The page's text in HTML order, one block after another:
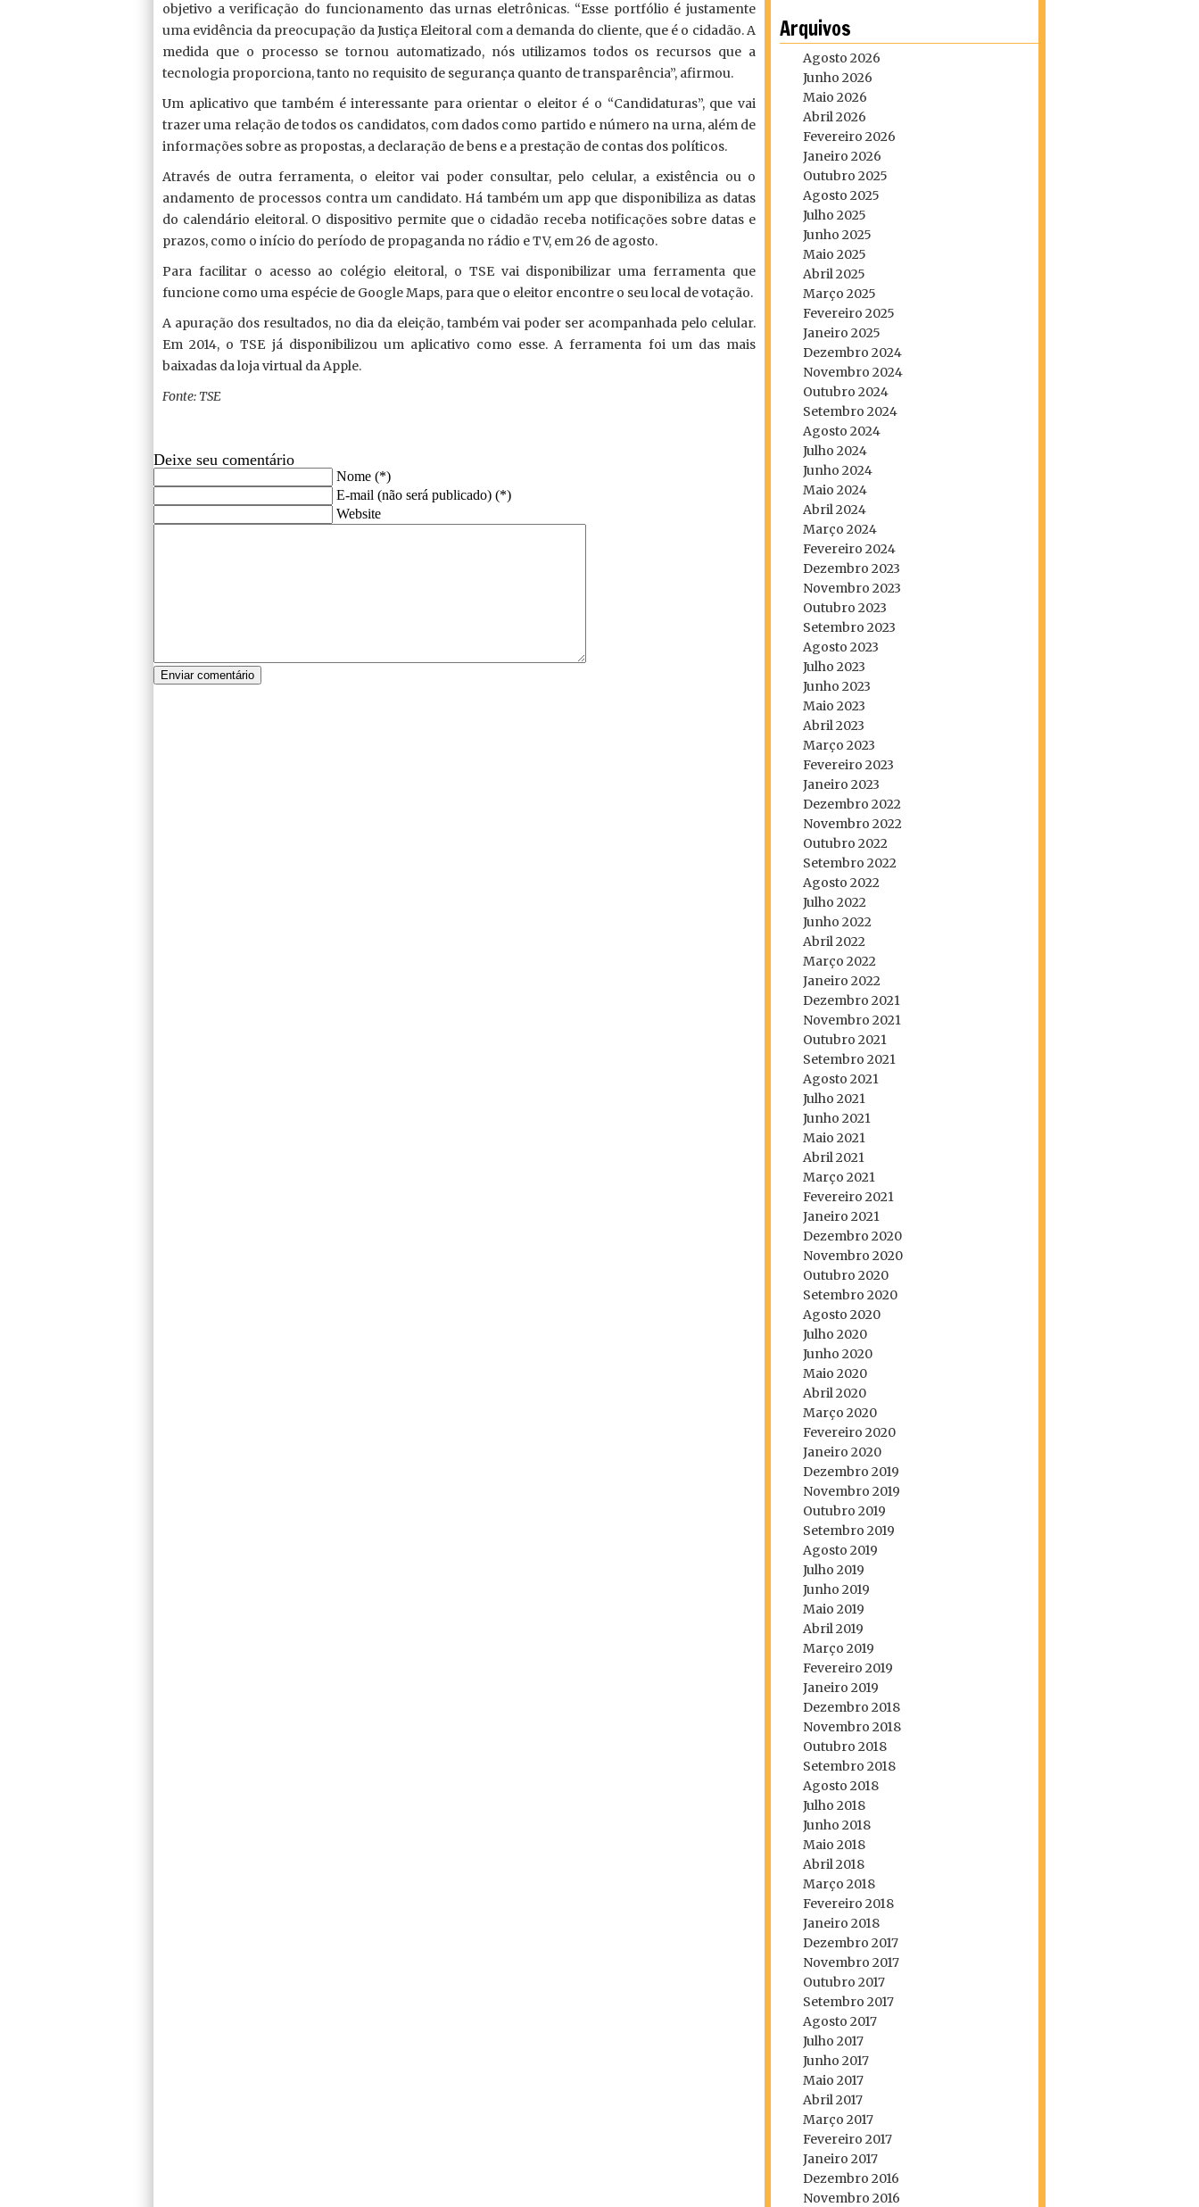
Arquivos
Agosto 2026
Junho 2026
Maio 2026
Abril 2026
Fevereiro 2026
Janeiro 2026
Outubro 2025
Agosto 2025
Julho 2025
Junho 2025
Maio 2025
Abril 2025
Março 2025
Fevereiro 2025
Janeiro 2025
Dezembro 2024
Novembro 2024
Outubro 2024
Setembro 2024
Agosto 2024
Julho 2024
Junho 2024
Maio 2024
Abril 2024
Março 2024
Fevereiro 2024
Dezembro 2023
Novembro 2023
Outubro 2023
Setembro 2023
Agosto 2023
Julho 2023
Junho 2023
Maio 2023
Abril 2023
Março 2023
Fevereiro 2023
Janeiro 2023
Dezembro 2022
Novembro 2022
Outubro 2022
Setembro 2022
Agosto 2022
Julho 2022
Junho 2022
Abril 2022
Março 2022
Janeiro 2022
Dezembro 2021
Novembro 2021
Outubro 2021
Setembro 2021
Agosto 2021
Julho 2021
Junho 2021
Maio 2021
Abril 2021
Março 2021
Fevereiro 2021
Janeiro 2021
Dezembro 2020
Novembro 2020
Outubro 2020
Setembro 2020
Agosto 2020
Julho 2020
Junho 2020
Maio 2020
Abril 2020
Março 2020
Fevereiro 2020
Janeiro 2020
Dezembro 2019
Novembro 2019
Outubro 2019
Setembro 2019
Agosto 2019
Julho 2019
Junho 2019
Maio 2019
Abril 2019
Março 2019
Fevereiro 2019
Janeiro 2019
Dezembro 2018
Novembro 2018
Outubro 2018
Setembro 2018
Agosto 2018
Julho 2018
Junho 2018
Maio 2018
Abril 2018
Março 2018
Fevereiro 2018
Janeiro 2018
Dezembro 2017
Novembro 2017
Outubro 2017
Setembro 2017
Agosto 2017
Julho 2017
Junho 2017
Maio 2017
Abril 2017
Março 2017
Fevereiro 2017
Janeiro 2017
Dezembro 2016
Novembro 2016
objetivo a verificação do funcionamento das urnas eletrônicas. “Esse portfólio é justamente
uma evidência da preocupação da Justiça Eleitoral com a demanda do cliente, que é o cidadão. A
medida que o processo se tornou automatizado, nós utilizamos todos os recursos que a
tecnologia proporciona, tanto no requisito de segurança quanto de transparência”, afirmou.
Um aplicativo que também é interessante para orientar o eleitor é o “Candidaturas”, que vai
trazer uma relação de todos os candidatos, com dados como partido e número na urna, além de
informações sobre as propostas, a declaração de bens e a prestação de contas dos políticos.
Através de outra ferramenta, o eleitor vai poder consultar, pelo celular, a existência ou o
andamento de processos contra um candidato. Há também um app que disponibiliza as datas
do calendário eleitoral. O dispositivo permite que o cidadão receba notificações sobre datas e
prazos, como o início do período de propaganda no rádio e TV, em 26 de agosto.
Para facilitar o acesso ao colégio eleitoral, o TSE vai disponibilizar uma ferramenta que
funcione como uma espécie de Google Maps, para que o eleitor encontre o seu local de votação.
A apuração dos resultados, no dia da eleição, também vai poder ser acompanhada pelo celular.
Em 2014, o TSE já disponibilizou um aplicativo como esse. A ferramenta foi um das mais
baixadas da loja virtual da Apple.
Fonte: TSE
Deixe seu comentário
Nome (*)
E-mail (não será publicado) (*)
Website